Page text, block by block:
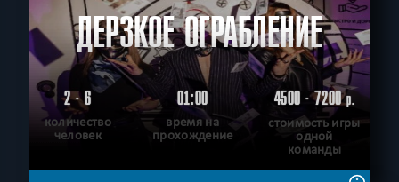
ДЕРЗКОЕ ОГРАБЛЕНИЕ
2 - 6
количество
человек
01:00
время на
прохождение
4500 - 7200р.
стоимость игры
одной
команды